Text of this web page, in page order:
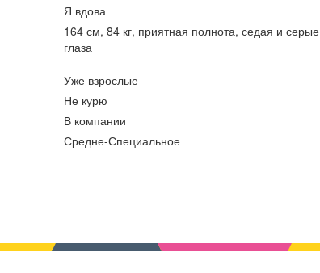
Я вдова
164 см, 84 кг, приятная полнота, седая и серые
глаза
Уже взрослые
Не курю
В компании
Средне-Специальное